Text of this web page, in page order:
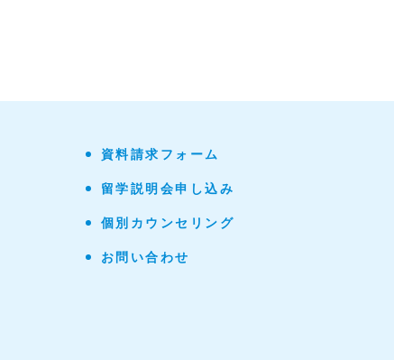
資料請求フォーム
留学説明会申し込み
個別カウンセリング
お問い合わせ